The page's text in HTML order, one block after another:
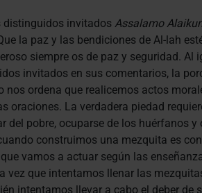
distinguidos invitados Assalamo
la paz y las bendiciones de Al-lah
siempre os de paz y seguridad. Al
invitados en sus comentarios, la
nos ordena que realicemos actos
oraciones. La verdadera piedad
del pobre, ocuparse de los huérfanos
construimos una mezquita es
vamos a actuar según las
vez que intentamos llenar las
intentamos llevar a cabo el deber de